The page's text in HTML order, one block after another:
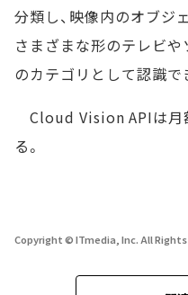
分類し、映像内のオブジ
さまざまな形のテレビや
のカテゴリとして認識で
Cloud Vision APIは月
る。
Copyright © ITmedia, Inc. All Rights